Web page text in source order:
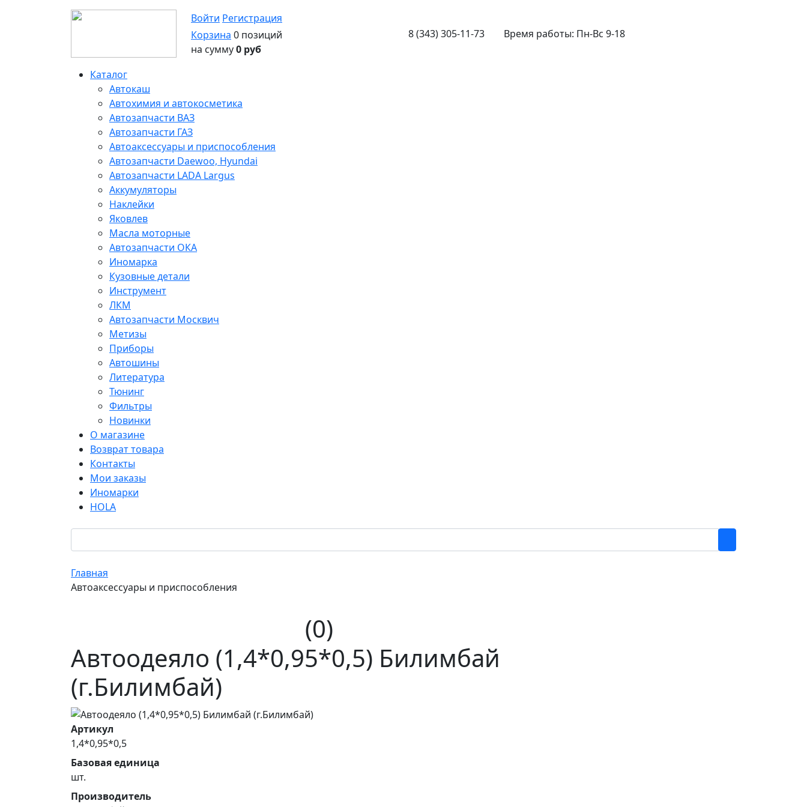
Войти Регистрация
Корзина 0 позиций
на сумму0 руб
8 (343) 305-11-73 Время работы: Пн-Вс 9-18
Каталог
Автокаш
Автохимия и автокосметика
Автозапчасти ВАЗ
Автозапчасти ГАЗ
Автоаксессуары и приспособления
Автозапчасти Daewoo, Hyundai
Автозапчасти LADA Largus
Аккумуляторы
Наклейки
Яковлев
Масла моторные
Автозапчасти ОКА
Иномарка
Кузовные детали
Инструмент
ЛКМ
Автозапчасти Москвич
Метизы
Приборы
Автошины
Литература
Тюнинг
Фильтры
Новинки
О магазине
Возврат товара
Контакты
Мои заказы
Иномарки
HOLA
Главная
Автоаксессуары и приспособления
(0)
Автоодеяло (1,4*0,95*0,5) Билимбай
(г.Билимбай)
Артикул
1,4*0,95*0,5
Базовая единица
шт.
Производитель